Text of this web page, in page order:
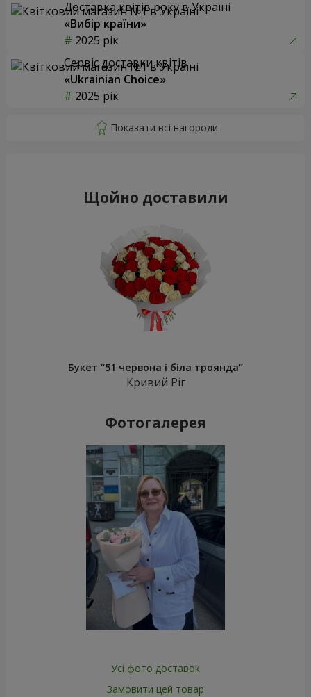
Доставка квітів року в Україні
«Вибір країни»
2025 рік
Сервіс доставки квітів
«Ukrainian Choice»
2025 рік
Щойно доставили
Букет “51 червона і біла троянда”
Кривий Ріг
Фотогалерея
Усі фото доставок
Замовити цей товар